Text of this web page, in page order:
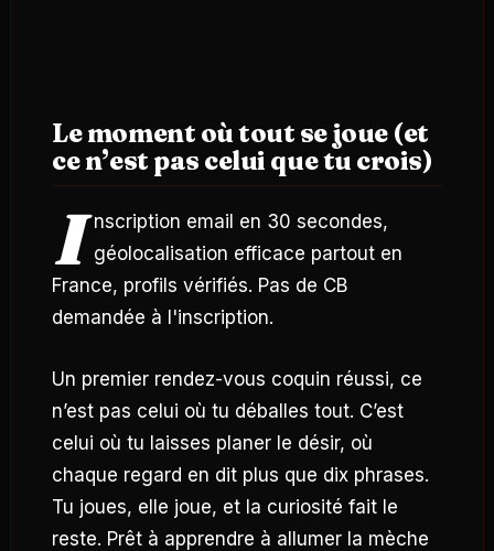
Le moment où tout se joue (et
ce n’est pas celui que tu crois)
I nscription email en 30 secondes,
géolocalisation efficace partout en
France, profils vérifiés. Pas de CB
demandée à l'inscription.
Un premier rendez-vous coquin réussi, ce
n’est pas celui où tu déballes tout. C’est
celui où tu laisses planer le désir, où
chaque regard en dit plus que dix phrases.
Tu joues, elle joue, et la curiosité fait le
reste. Prêt à apprendre à allumer la mèche